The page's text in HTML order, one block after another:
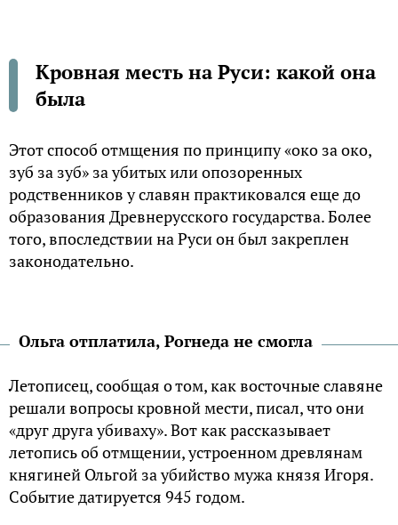
Кровная месть на Руси: какой она
была
Этот способ отмщения по принципу «око за око,
зуб за зуб» за убитых или опозоренных
родственников у славян практиковался еще до
образования Древнерусского государства. Более
того, впоследствии на Руси он был закреплен
законодательно.
Ольга отплатила, Рогнеда не смогла
Летописец, сообщая о том, как восточные славяне
решали вопросы кровной мести, писал, что они
«друг друга убиваху». Вот как рассказывает
летопись об отмщении, устроенном древлянам
княгиней Ольгой за убийство мужа князя Игоря.
Событие датируется 945 годом.